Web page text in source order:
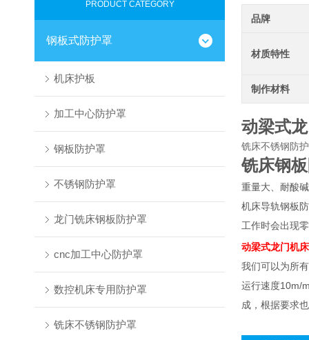
PRODUCT CATEGORY
钢板式防护罩
机床护板
加工中心防护罩
钢板防护罩
不锈钢防护罩
龙门铣床钢板防护罩
cnc加工中心防护罩
数控机床专用防护罩
铣床不锈钢防护罩
品牌
材质特性
制作材料
动梁式
铣床不锈钢防
铣床钢
重量大、耐酸
机床导轨钢板
工作时会出现
动梁式龙门机
我们可以为所
运行速度10m/
成，根据要求